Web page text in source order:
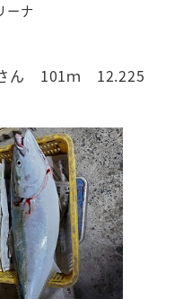
ー
ーナ
ん 101ｍ 12.225